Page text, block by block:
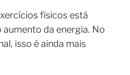
físicos está
da energia. No
isso é ainda mais